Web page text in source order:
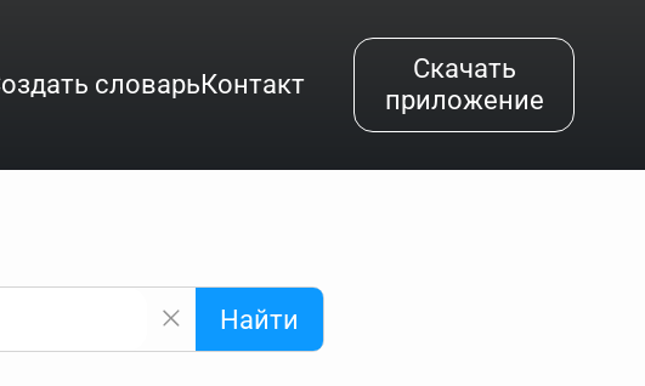
словарьКонтакт
Скачать
приложение
по начальным буквам и покажет их во всплывающем меню.
Найти